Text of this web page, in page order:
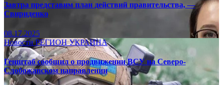
Завтра представим план действий правительства, —
Свириденко
08.17.2025
НовостиРЕГИОНУКРАИНА
Генштаб сообщил о продвижении ВСУ на Северо-
Слобожанском направлении